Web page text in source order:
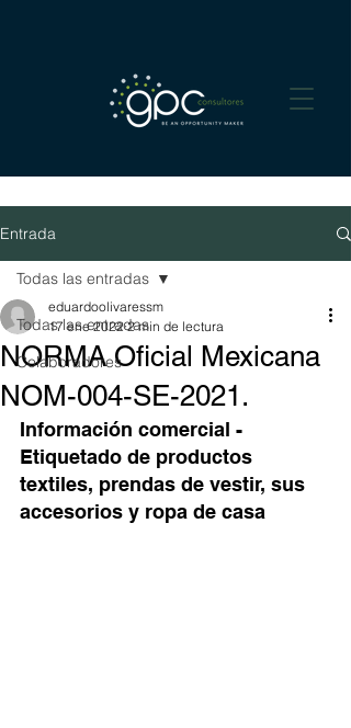
Entrada
Todas las entradas
Colaboradores
Todas las entradas
NORMA Oficial Mexicana
NOM-004-SE-2021.
eduardoolivaressm
17 ene 2022 2 min de lectura
Información comercial -
Etiquetado de productos
textiles, prendas de vestir, sus
accesorios y ropa de casa